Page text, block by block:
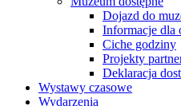
Dojazd do
Informacje dla
Ciche godziny
Projekty
Deklaracja
Wystawy czasowe
Wydarzenia